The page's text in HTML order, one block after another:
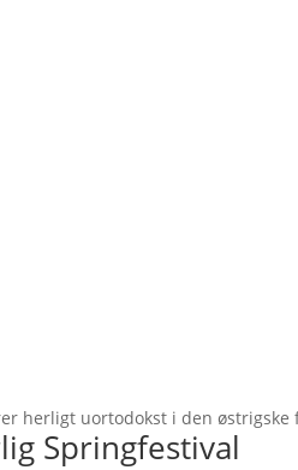
herligt uortodokst i den
Springfestival